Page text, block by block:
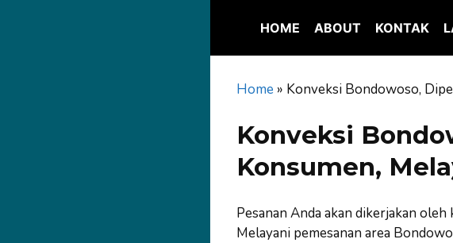
HOME ABOUT KONTAK
Home » Konveksi Bondowoso,
Konveksi
Konsumen,
Pesanan Anda akan dikerjakan
Melayani pemesanan area